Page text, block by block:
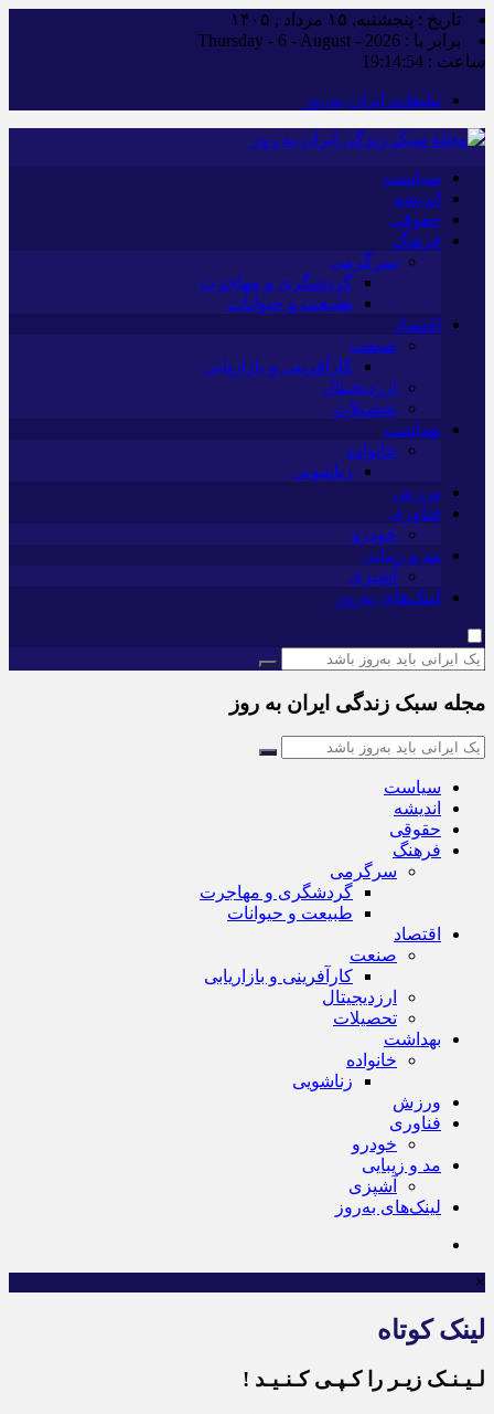
تاریخ : پنجشنبه, ۱۵ مرداد , ۱۴۰۵
برابر با : Thursday - 6 - August - 2026
ساعت : 19:14:56
تبلیغات ایران به‌روز
سیاست
اندیشه
حقوقی
فرهنگ
سرگرمی
گردشگری و مهاجرت
طبیعت و حیوانات
اقتصاد
صنعت
کارآفرینی و بازاریابی
ارزدیجیتال
تحصیلات
بهداشت
خانواده
زناشویی
ورزش
فناوری
خودرو
مد و زیبایی
آشپزی
لینک‌های به‌روز
مجله سبک زندگی ایران به روز
سیاست
اندیشه
حقوقی
فرهنگ
سرگرمی
گردشگری و مهاجرت
طبیعت و حیوانات
اقتصاد
صنعت
کارآفرینی و بازاریابی
ارزدیجیتال
تحصیلات
بهداشت
خانواده
زناشویی
ورزش
فناوری
خودرو
مد و زیبایی
آشپزی
لینک‌های به‌روز
×
لینک کوتاه
لـیـنـک زیـر را کـپـی کـنـیـد !